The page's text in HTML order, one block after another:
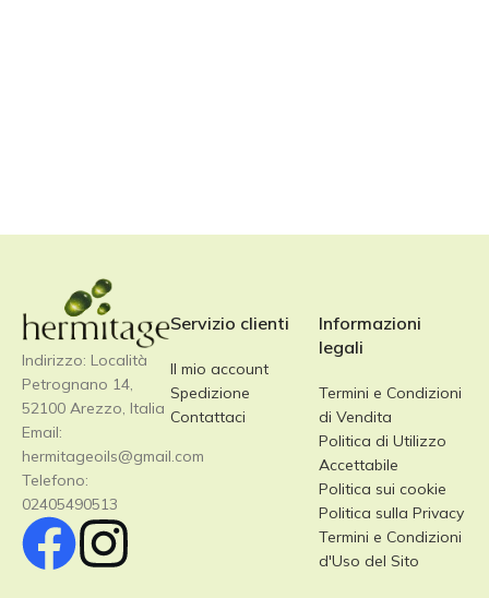
Indirizzo: Località
Petrognano 14,
52100 Arezzo, Italia
Email:
hermitageoils@gmail.com
Telefono:
02405490513
Servizio clienti
Il mio account
Spedizione
Contattaci
Informazioni
legali
Termini e Condizioni
di Vendita
Politica di Utilizzo
Accettabile
Politica sui cookie
Politica sulla Privacy
Termini e Condizioni
d'Uso del Sito